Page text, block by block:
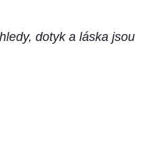
dotyk a láska jsou